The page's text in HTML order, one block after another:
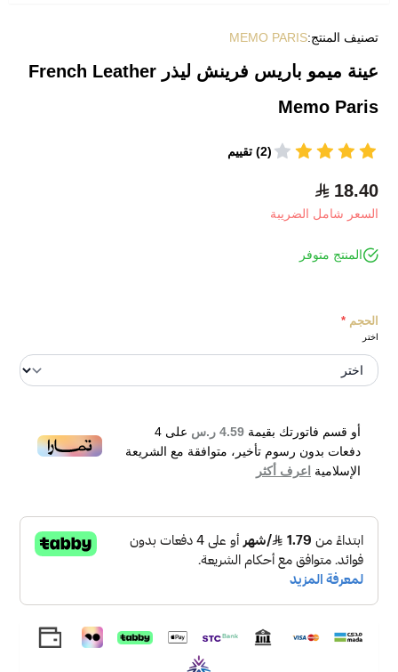
تصنيف المنتج:MEMO PARIS
عينة ميمو باريس فرينش ليذر French Leather
Memo Paris
(2) تقييم
18.40
السعر شامل الضريبة
المنتج متوفر
الحجم *
اختر
أو قسم فاتورتك بقيمة 4.59 ر.س على 4
دفعات بدون رسوم تأخير، متوافقة مع الشريعة
الإسلامية اعرف أكثر